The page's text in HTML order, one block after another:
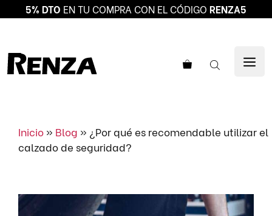
5% DTO EN TU COMPRA CON EL CÓDIGO RENZA5
al
contenido
Inicio » Blog » ¿Por qué es recomendable utilizar el
calzado de seguridad?